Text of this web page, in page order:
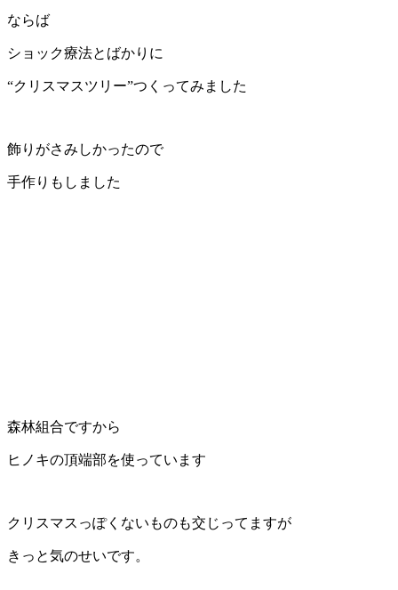
ならば
ショック療法とばかりに
“クリスマスツリー”つくってみました
飾りがさみしかったので
手作りもしました
森林組合ですから
ヒノキの頂端部を使っています
クリスマスっぽくないものも交じってますが
きっと気のせいです。